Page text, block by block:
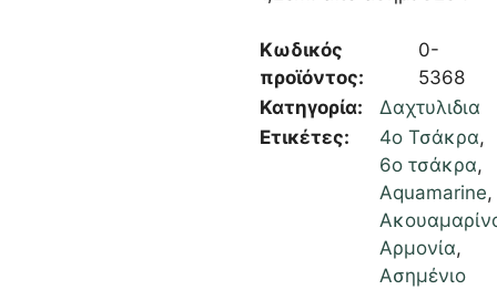
Κωδικός
προϊόντος:
0-
5368
Κατηγορία:
Δαχτυλιδια
Ετικέτες:
4ο Τσάκρα,
6ο τσάκρα,
Aquamarine,
Αρμονία,
Ασημένιο